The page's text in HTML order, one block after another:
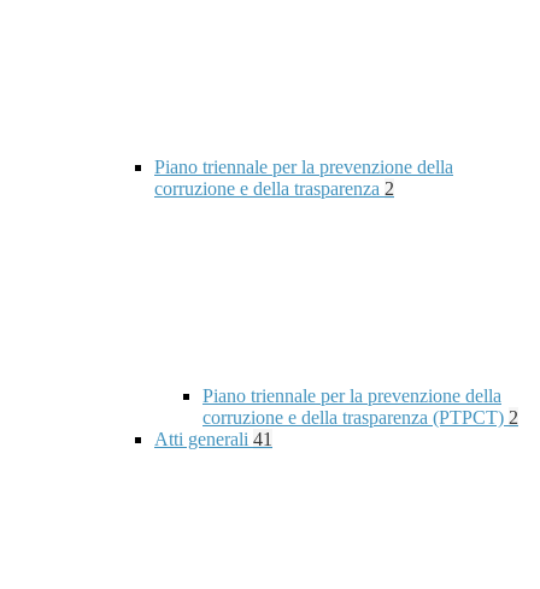
Piano triennale per la prevenzione della
corruzione e della trasparenza 2
Piano triennale per la prevenzione della
corruzione e della trasparenza (PTPCT) 2
Atti generali 41